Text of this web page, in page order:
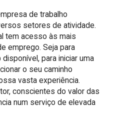
de trabalho
setores de atividade.
tem acesso às mais
emprego. Seja para
para iniciar uma
o seu caminho
vasta experiência.
conscientes do valor das
num serviço de elevada